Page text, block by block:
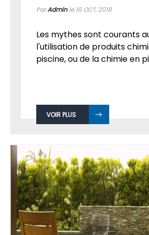
ParAdminle 16 OCT, 2018
Les mythes sont courants
l'utilisation de produits
piscine, ou de la chimie en
VOIR PLUS